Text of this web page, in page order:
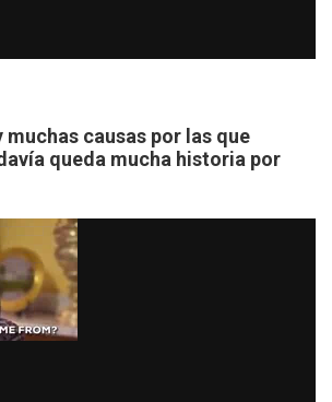
muchas causas por las que
queda mucha historia por